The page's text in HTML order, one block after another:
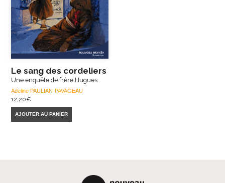
Le sang des cordeliers
Une enquête de frère Hugues
Adeline PAULIAN-PAVAGEAU
12,20€
AJOUTER AU PANIER